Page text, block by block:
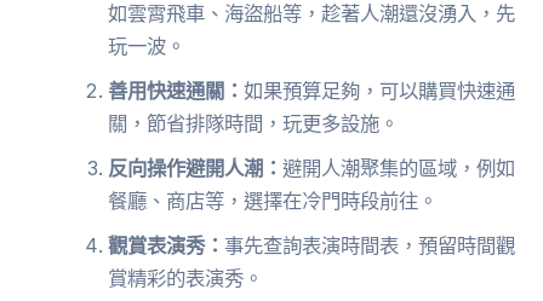
如雲霄飛車、海盜船等，趁著人潮還沒湧入，先
玩一波。
善用快速通關：如果預算足夠，可以購買快速通
關，節省排隊時間，玩更多設施。
反向操作避開人潮：避開人潮聚集的區域，例如
餐廳、商店等，選擇在冷門時段前往。
觀賞表演秀：事先查詢表演時間表，預留時間觀
賞精彩的表演秀。